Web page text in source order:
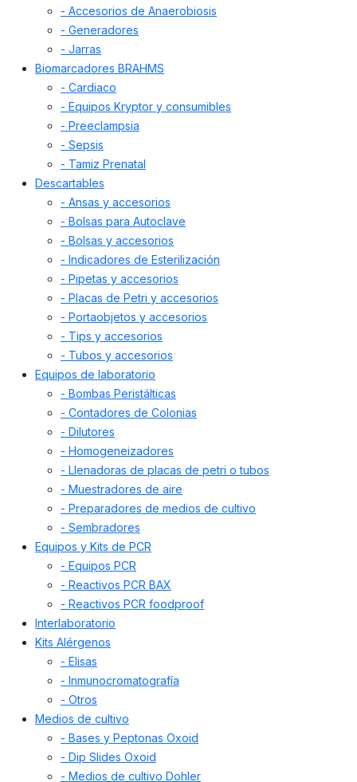
- Accesorios de Anaerobiosis
- Generadores
- Jarras
Biomarcadores BRAHMS
- Cardiaco
- Equipos Kryptor y consumibles
- Preeclampsia
- Sepsis
- Tamiz Prenatal
Descartables
- Ansas y accesorios
- Bolsas para Autoclave
- Bolsas y accesorios
- Indicadores de Esterilización
- Pipetas y accesorios
- Placas de Petri y accesorios
- Portaobjetos y accesorios
- Tips y accesorios
- Tubos y accesorios
Equipos de laboratorio
- Bombas Peristálticas
- Contadores de Colonias
- Dilutores
- Homogeneizadores
- Llenadoras de placas de petri o tubos
- Muestradores de aire
- Preparadores de medios de cultivo
- Sembradores
Equipos y Kits de PCR
- Equipos PCR
- Reactivos PCR BAX
- Reactivos PCR foodproof
Interlaboratorio
Kits Alérgenos
- Elisas
- Inmunocromatografía
- Otros
Medios de cultivo
- Bases y Peptonas Oxoid
- Dip Slides Oxoid
- Medios de cultivo Dohler